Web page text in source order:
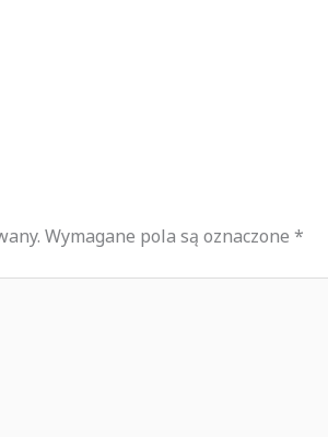
Wymagane pola są oznaczone *